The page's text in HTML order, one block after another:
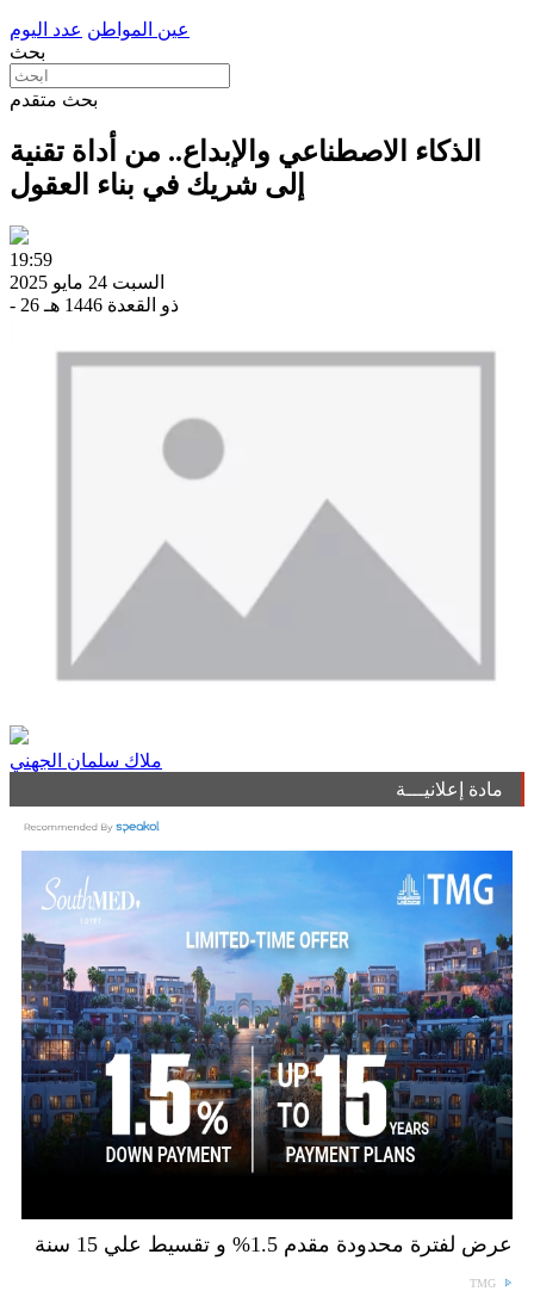
عين المواطن عدد اليوم
بحث
بحث متقدم
الذكاء الاصطناعي والإبداع.. من أداة تقنية
إلى شريك في بناء العقول
19:59
السبت 24 مايو 2025
- 26 ذو القعدة 1446 هـ
ملاك سلمان الجهني
مادة إعلانيـــة
عرض لفترة محدودة مقدم 1.5% و تقسيط علي 15 سنة
TMG